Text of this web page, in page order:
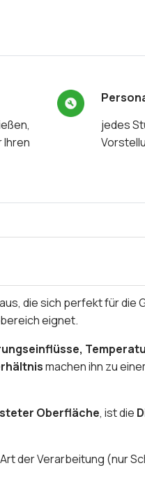
Ihren
jedes
die sich perfekt für die
eignet.
machen ihn zu
Oberfläche, ist die
der Verarbeitung (nur